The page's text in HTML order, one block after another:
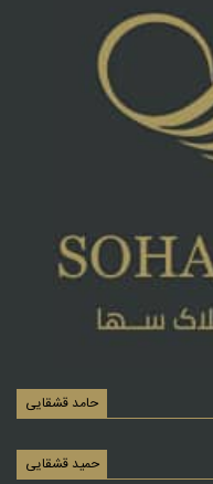
حامد قشقایی
حمید قشقایی